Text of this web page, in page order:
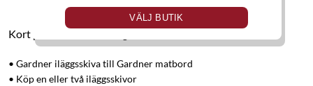
VÄLJ BUTIK
Kort produktbeskrivning
• Gardner iläggsskiva till Gardner matbord
• Köp en eller två iläggsskivor